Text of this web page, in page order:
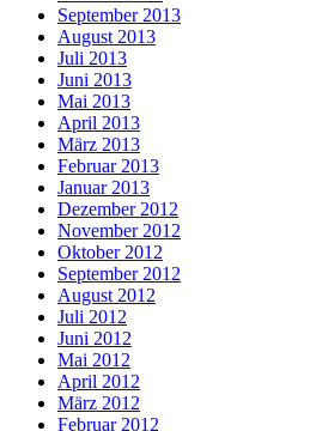
September 2013
August 2013
Juli 2013
Juni 2013
Mai 2013
April 2013
März 2013
Februar 2013
Januar 2013
Dezember 2012
November 2012
Oktober 2012
September 2012
August 2012
Juli 2012
Juni 2012
Mai 2012
April 2012
März 2012
Februar 2012